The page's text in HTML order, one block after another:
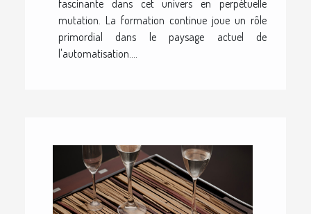
fascinante dans cet univers en perpétuelle
mutation. La formation continue joue un rôle
primordial dans le paysage actuel de
l'automatisation....